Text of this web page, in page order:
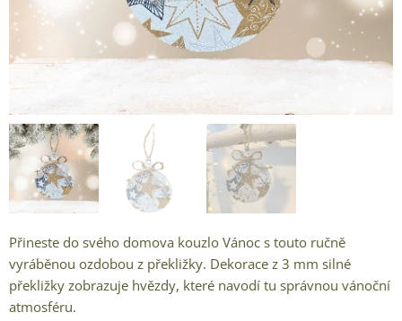
Přineste do svého domova kouzlo Vánoc s touto ručně
vyráběnou ozdobou z překližky. Dekorace z 3 mm silné
překližky zobrazuje hvězdy, které navodí tu správnou vánoční
atmosféru.